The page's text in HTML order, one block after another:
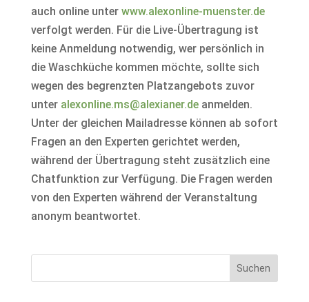
auch online unter www.alexonline-​muenster.de
verfolgt werden. Für die Live-​Übertragung ist
keine Anmeldung notwendig, wer persönlich in
die Waschküche kommen möchte, sollte sich
wegen des begrenzten Platzangebots zuvor
unter alexonline.ms@alexianer.deanmelden.
Unter der gleichen Mailadresse können ab sofort
Fragen an den Experten gerichtet werden,
während der Übertragung steht zusätzlich eine
Chatfunktion zur Verfügung. Die Fragen werden
von den Experten während der Veranstaltung
anonym beantwortet.